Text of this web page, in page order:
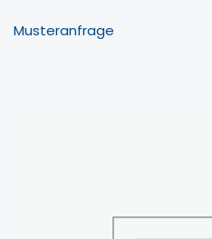
Musteranfrage